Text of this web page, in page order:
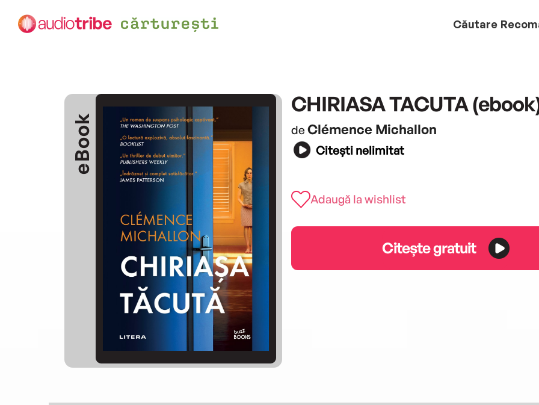
Căutare
eBook
CHIRIASA TACUTA
de Clémence Michallon
Citești nelimitat
Adaugă la wishlist
Citește gratuit